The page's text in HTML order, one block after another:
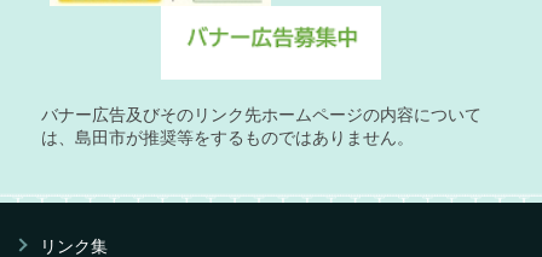
バナー広告及びそのリンク先ホームページの内容について
は、島田市が推奨等をするものではありません。
リンク集